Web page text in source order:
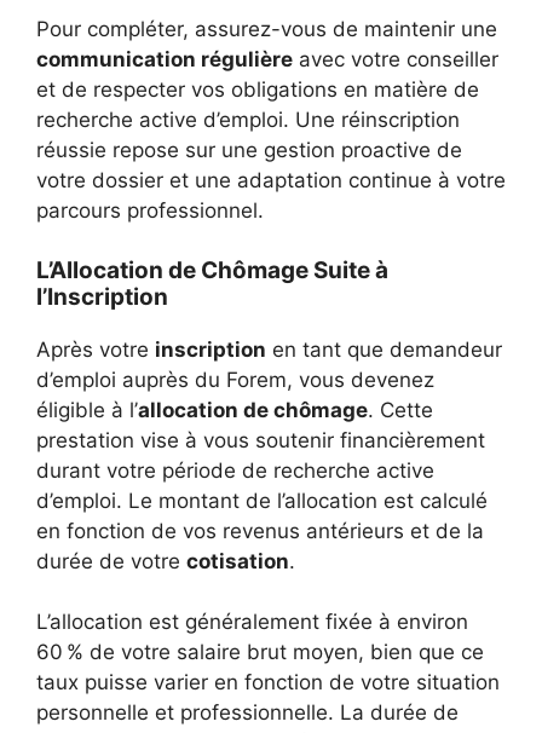
Pour compléter, assurez-vous de maintenir une
communication régulière avec votre conseiller
et de respecter vos obligations en matière de
recherche active d’emploi. Une réinscription
réussie repose sur une gestion proactive de
votre dossier et une adaptation continue à votre
parcours professionnel.
L’Allocation de Chômage Suite à
l’Inscription
Après votre inscription en tant que demandeur
d’emploi auprès du Forem, vous devenez
éligible à l’allocation de chômage. Cette
prestation vise à vous soutenir financièrement
durant votre période de recherche active
d’emploi. Le montant de l’allocation est calculé
en fonction de vos revenus antérieurs et de la
durée de votre cotisation.
L’allocation est généralement fixée à environ
60 % de votre salaire brut moyen, bien que ce
taux puisse varier en fonction de votre situation
personnelle et professionnelle. La durée de